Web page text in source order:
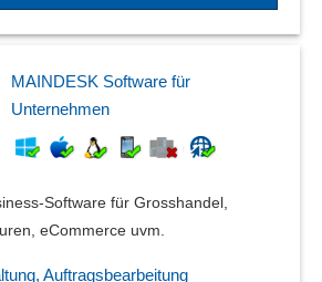
MAINDESK Software für
Unternehmen
Software für Grosshandel,
eCommerce uvm.
Auftragsbearbeitung